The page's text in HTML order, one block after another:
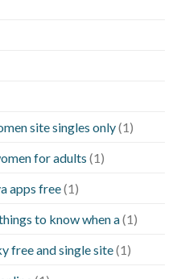
site singles only(1)
for adults (1)
apps free(1)
to know when a(1)
free and single site(1)